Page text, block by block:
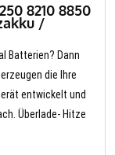
8210 8850
/
Batterien? Dann
die Ihre
entwickelt und
Überlade- Hitze